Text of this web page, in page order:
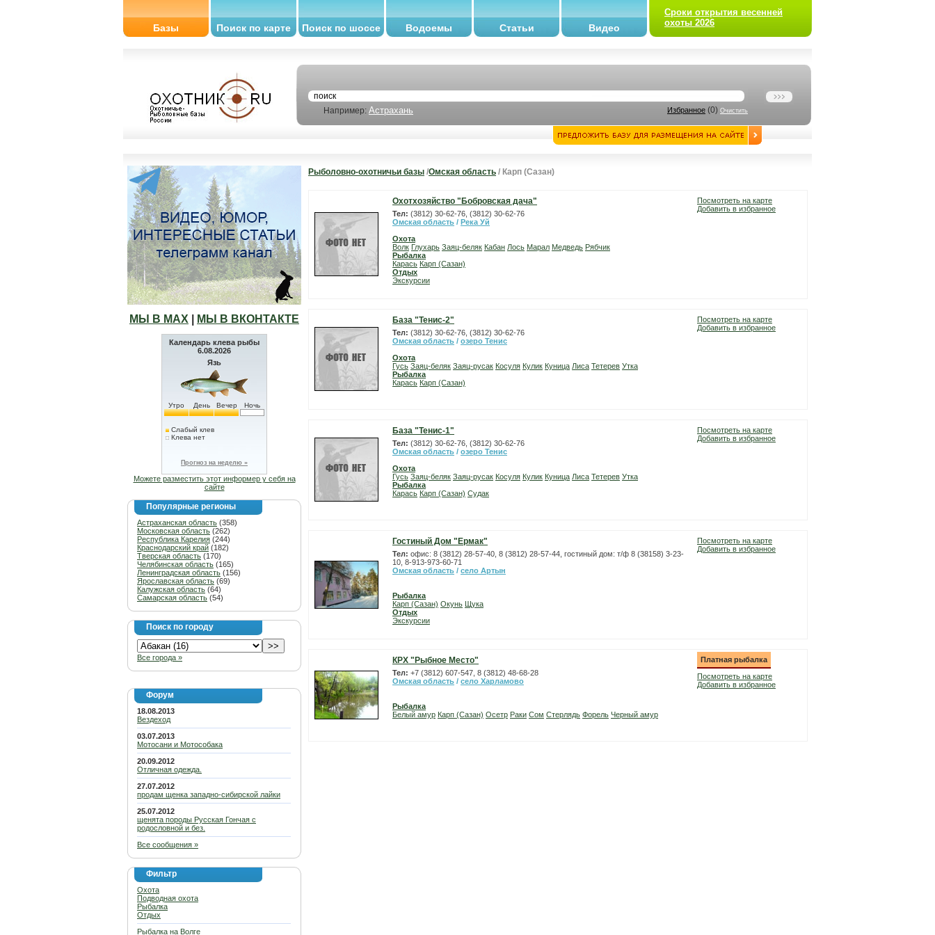
Базы Поиск по карте Поиск по шоссе Водоемы Статьи Видео
Сроки открытия весенней
охоты 2026
Например: Астрахань Избранное (0) Очистить
МЫ В МАХ МЫ В ВКОНТАКТЕ
Календарь клева рыбы
6.08.2026
Язь
Утро День Вечер Ночь
Слабый клев
Клева нет
Прогноз на неделю »
Можете разместить этот информер у себя на
сайте
Популярные регионы
Астраханская область (358)
Московская область (262)
Республика Карелия (244)
Краснодарский край (182)
Тверская область (170)
Челябинская область (165)
Ленинградская область (156)
Ярославская область (69)
Калужская область (64)
Самарская область (54)
Поиск по городу
Все города »
Форум
18.08.2013
Вездеход
03.07.2013
Мотосани и Мотособака
20.09.2012
Отличная одежда.
27.07.2012
продам щенка западно-сибирской лайки
25.07.2012
щенята породы Русская Гончая с
родословной и без.
Все сообщения »
Фильтр
Охота
Подводная охота
Рыбалка
Отдых
Рыбалка на Волге
Рыболовно-охотничьи базы /Омская область / Карп (Сазан)
Охотхозяйство "Бобровская дача"
Тел: (3812) 30-62-76, (3812) 30-62-76
Омская область / Река Уй
Охота
Волк Глухарь Заяц-беляк Кабан Лось Марал Медведь Рябчик
Рыбалка
Карась Карп (Сазан)
Отдых
Экскурсии
Посмотреть на карте
Добавить в избранное
База "Тенис-2"
Тел: (3812) 30-62-76, (3812) 30-62-76
Омская область / озеро Тенис
Охота
Гусь Заяц-беляк Заяц-русак Косуля Кулик Куница Лиса Тетерев Утка
Рыбалка
Карась Карп (Сазан)
Посмотреть на карте
Добавить в избранное
База "Тенис-1"
Тел: (3812) 30-62-76, (3812) 30-62-76
Омская область / озеро Тенис
Охота
Гусь Заяц-беляк Заяц-русак Косуля Кулик Куница Лиса Тетерев Утка
Рыбалка
Карась Карп (Сазан) Судак
Посмотреть на карте
Добавить в избранное
Гостиный Дом "Ермак"
Тел: офис: 8 (3812) 28-57-40, 8 (3812) 28-57-44, гостиный дом: т/ф 8 (38158) 3-23-
10, 8-913-973-60-71
Омская область / село Артын
Рыбалка
Карп (Сазан) Окунь Щука
Отдых
Экскурсии
Посмотреть на карте
Добавить в избранное
КРХ "Рыбное Место"
Тел: +7 (3812) 607-547, 8 (3812) 48-68-28
Омская область / село Харламово
Рыбалка
Белый амур Карп (Сазан) Осетр Раки Сом Стерлядь Форель Черный амур
Платная рыбалка
Посмотреть на карте
Добавить в избранное